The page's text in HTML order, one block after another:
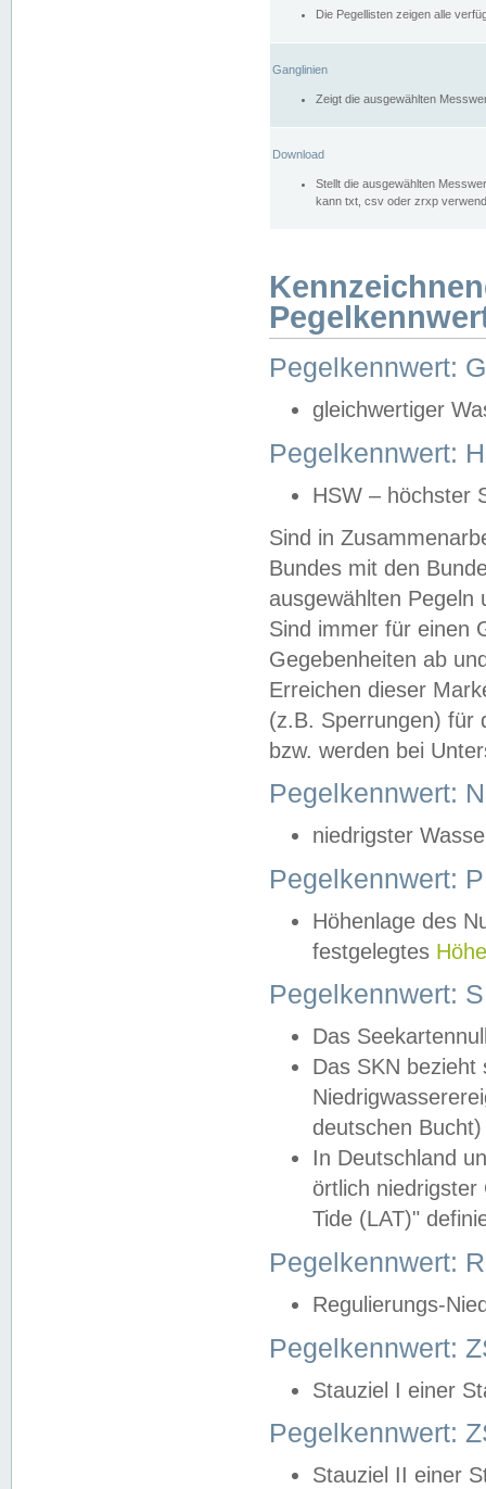
Die Pegellisten zeigen alle
Ganglinien
Zeigt die ausgewählten
Download
Stellt die ausgewählten
kann txt, csv oder zrxp
Pegelkennwert:
gleichwertiger
Pegelkennwert:
HSW – höchster
Sind in
Bundes mit den
ausgewählten
Sind immer für einen
Gegebenheiten ab
Erreichen dieser
(z.B. Sperrungen) für
bzw. werden bei
Pegelkennwert:
niedrigster
Pegelkennwert:
Höhenlage des
festgelegtes
Pegelkennwert:
Das
Das SKN
deutschen
In Deutschland
örtlich
Tide (LAT)"
Pegelkennwert:
Regulierungs-
Pegelkennwert:
Stauziel I einer
Pegelkennwert:
Stauziel II einer